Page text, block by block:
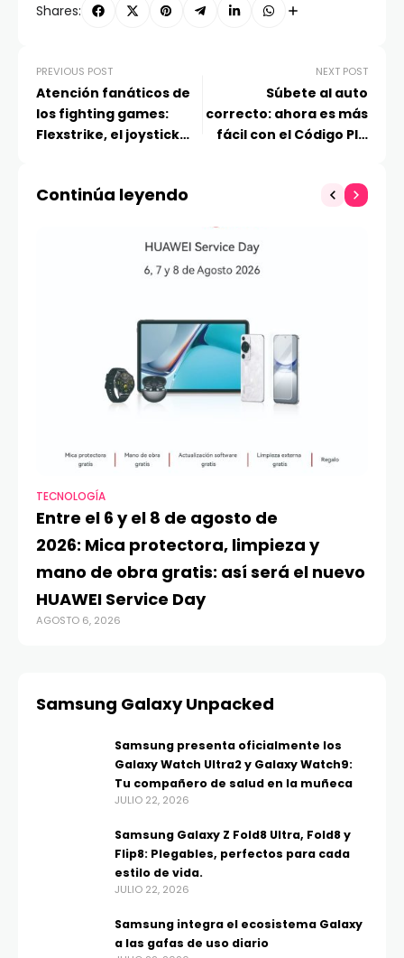
Shares:
PREVIOUS POST
Atención fanáticos de
los fighting games:
Flexstrike, el joystick
tiene fecha de
NEXT POST
Súbete al auto
correcto: ahora es más
fácil con el Código PIN
Continúa leyendo
TECNOLOGÍA
Entre el 6 y el 8 de agosto de
2026: Mica protectora, limpieza y
mano de obra gratis: así será el nuevo
HUAWEI Service Day
AGOSTO 6, 2026
Samsung Galaxy Unpacked
Samsung presenta oficialmente los
Galaxy Watch Ultra2 y Galaxy Watch9:
Tu compañero de salud en la muñeca
JULIO 22, 2026
Samsung Galaxy Z Fold8 Ultra, Fold8 y
Flip8: Plegables, perfectos para cada
estilo de vida.
JULIO 22, 2026
Samsung integra el ecosistema Galaxy
a las gafas de uso diario